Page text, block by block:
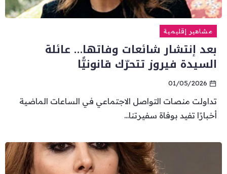
مشاهير إقليمية
بعد إنتشار شائعات وفاتها… عائلة
السيدة فيروز تتحرّك قانونيًّا
01/05/2026
تداولت منصات التواصل الاجتماعي في الساعات الماضية
أخبارًا تفيد بوفاة سفيرتنا...